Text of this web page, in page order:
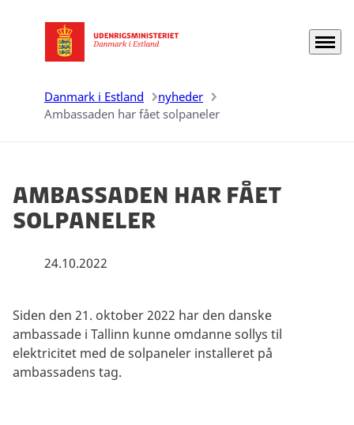
Gå til forsiden Menu
Danmark i Estland
nyheder
Ambassaden har fået solpaneler
Ambassaden har fået
solpaneler
24.10.2022
Siden den 21. oktober 2022 har den danske
ambassade i Tallinn kunne omdanne sollys til
elektricitet med de solpaneler installeret på
ambassadens tag.